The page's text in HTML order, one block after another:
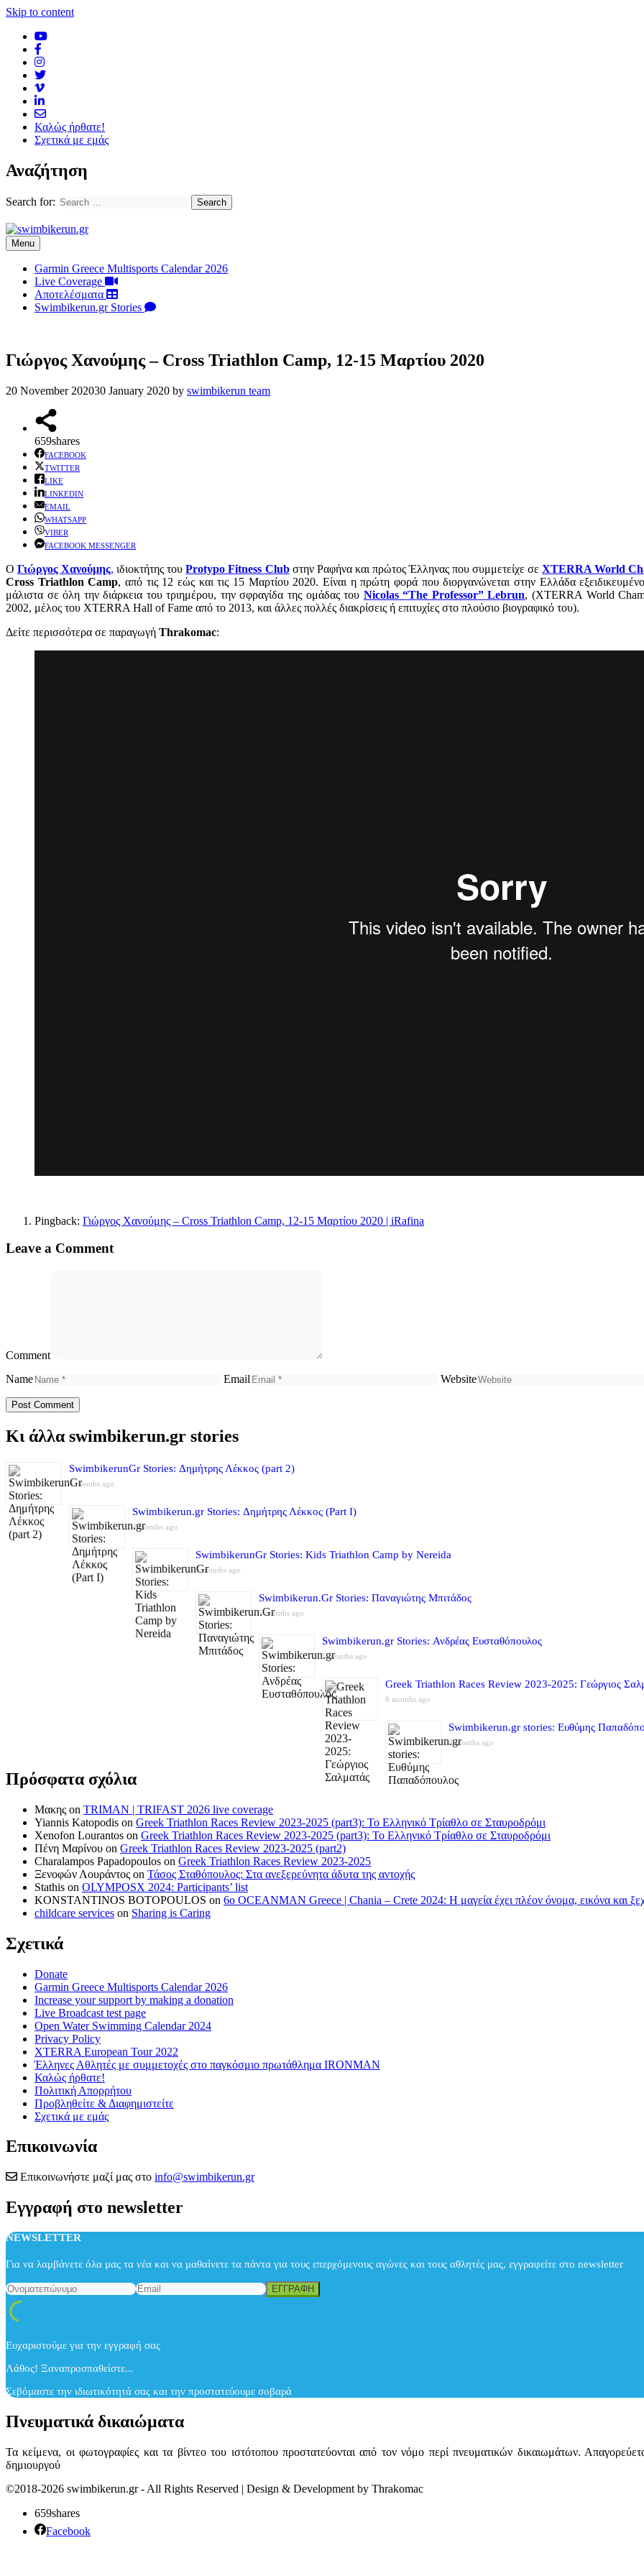
Skip to content
Καλώς ήρθατε!
Σχετικά με εμάς
Αναζήτηση
Search for:
Menu
Garmin Greece Multisports Calendar 2026
Live Coverage
Αποτελέσματα
Swimbikerun.gr Stories
Γιώργος Χανούμης – Cross Triathlon Camp, 12-15 Μαρτίου 2020
20 November 202030 January 2020 by swimbikerun team
659shares
FACEBOOK
TWITTER
LIKE
LINKEDIN
EMAIL
WHATSAPP
VIBER
FACEBOOK MESSENGER
ΟΓιώργος Χανούμης, ιδιοκτήτης του Protypo Fitness Clubστην Ραφήνα και πρώτος Έλληνας που συμμετείχε σε XTERRA World
Cross Triathlon Camp, από τις 12 εώς και τις 15 Μαρτίου 2020. Είναι η πρώτη φορά που διοργανώνεται στην Ελλάδα
μάλιστα σε όλη την διάρκεια του τριημέρου, την σφραγίδα της ομάδας του Nicolas “The Professor” Lebrun, (XTERRA World
2002, μέλος του XTERRA Hall of Fame από το 2013, και άλλες πολλές διακρίσεις ή επιτυχίες στο πλούσιο βιογραφικό του).
Δείτε περισσότερα σε παραγωγή Thrakomac:
Pingback: Γιώργος Χανούμης – Cross Triathlon Camp, 12-15 Μαρτίου 2020 | iRafina
Leave a Comment
Comment
Name
Email Website
Κι άλλα swimbikerun.gr stories
SwimbikerunGr Stories: Δημήτρης Λέκκος (part 2)
4 months ago
Swimbikerun.gr Stories: Δημήτρης Λέκκος (Part I)
4 months ago
SwimbikerunGr Stories: Kids Triathlon Camp by Nereida
5 months ago
Swimbikerun.Gr Stories: Παναγιώτης Μπιτάδος
5 months ago
Swimbikerun.gr Stories: Ανδρέας Ευσταθόπουλος
5 months ago
Greek Triathlon Races Review 2023-2025: Γεώργιος
8 months ago
Swimbikerun.gr stories: Ευθύμης
8 months ago
Πρόσφατα σχόλια
Μακης on TRIMAN | TRIFAST 2026 live coverage
Yiannis Katopodis on Greek Triathlon Races Review 2023-2025 (part3): Το Ελληνικό Τρίαθλο σε Σταυροδρόμι
Xenofon Lourantos on Greek Triathlon Races Review 2023-2025 (part3): Το Ελληνικό Τρίαθλο σε Σταυροδρόμι
Πένη Μαρίνου on Greek Triathlon Races Review 2023-2025 (part2)
Charalampos Papadopoulos on Greek Triathlon Races Review 2023-2025
Ξενοφών Λουράντος on Τάσος Σταθόπουλος: Στα ανεξερεύνητα άδυτα της αντοχής
Stathis on OLYMPOSX 2024: Participants’ list
KONSTANTINOS BOTOPOULOS on 6ο OCEANMAN Greece | Chania – Crete 2024: Η μαγεία έχει πλέον όνομα, εικόνα και
childcare services on Sharing is Caring
Σχετικά
Donate
Garmin Greece Multisports Calendar 2026
Increase your support by making a donation
Live Broadcast test page
Open Water Swimming Calendar 2024
Privacy Policy
XTERRA European Tour 2022
Έλληνες Αθλητές με συμμετοχές στο παγκόσμιο πρωτάθλημα IRONMAN
Καλώς ήρθατε!
Πολιτική Απορρήτου
Προβληθείτε & Διαφημιστείτε
Σχετικά με εμάς
Επικοινωνία
Επικοινωνήστε μαζί μας στο info@swimbikerun.gr
Εγγραφή στο newsletter
NEWSLETTER
Για να λαμβάνετε όλα μας τα νέα και να μαθαίνετε τα πάντα για τους επερχόμενους αγώνες και τους αθλητές μας, εγγραφείτε στο newsletter
Ευχαριστούμε για την εγγραφή σας
Λάθος! Ξαναπροσπαθείστε...
Σεβόμαστε την ιδιωτικότητά σας και την προστατεύουμε σοβαρά
Πνευματικά δικαιώματα
Τα κείμενα, οι φωτογραφίες και τα βίντεο του ιστότοπου προστατεύονται από τον νόμο περί πνευματικών δικαιωμάτων.
δημιουργού
©2018-2026 swimbikerun.gr - All Rights Reserved | Design & Development by Thrakomac
659shares
Facebook